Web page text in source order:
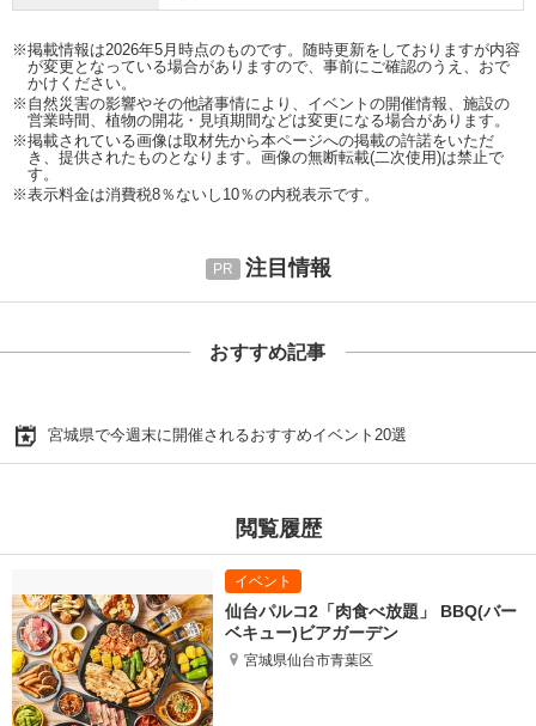
※掲載情報は2026年5月時点のものです。随時更新をしておりますが内容
が変更となっている場合がありますので、事前にご確認のうえ、おで
かけください。
※自然災害の影響やその他諸事情により、イベントの開催情報、施設の
営業時間、植物の開花・見頃期間などは変更になる場合があります。
※掲載されている画像は取材先から本ページへの掲載の許諾をいただ
き、提供されたものとなります。画像の無断転載(二次使用)は禁止で
す。
※表示料金は消費税8％ないし10％の内税表示です。
注目情報
おすすめ記事
宮城県で今週末に開催されるおすすめイベント20選
閲覧履歴
仙台パルコ2「肉食べ放題」 BBQ(バー
ベキュー)ビアガーデン
宮城県仙台市青葉区